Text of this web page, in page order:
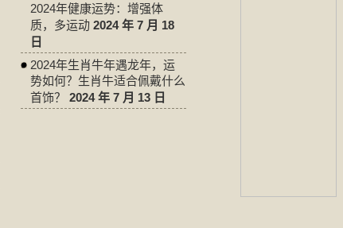
2024年健康运势：增强体
质，多运动 2024 年 7 月 18
日
2024年生肖牛年遇龙年，运
势如何？生肖牛适合佩戴什么
首饰？
2024 年 7 月 13 日